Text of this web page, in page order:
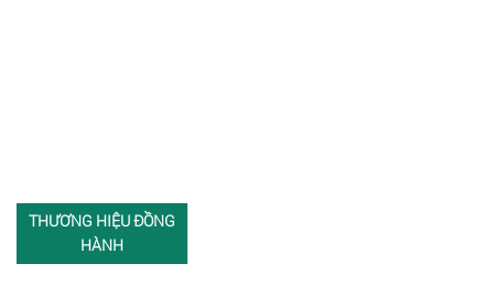
THƯƠNG HIỆU ĐỒNG
HÀNH